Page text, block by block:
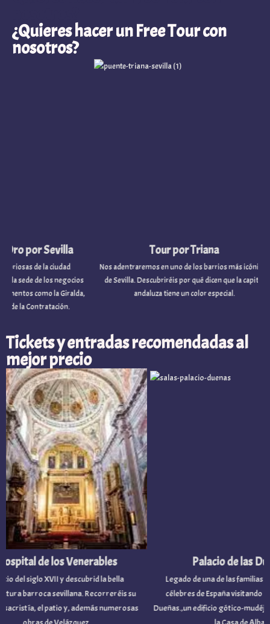
¿Quieres hacer un Free Tour con
nosotros?
Tour por Triana
Nos adentraremos en uno de los barrios más icónicos
de Sevilla. Descubriréis por qué dicen que la capital
andaluza tiene un color especial.
por Sevilla
de la ciudad
de los negocios
como la Giralda,
la Contratación.
Tickets y entradas recomendadas al
mejor precio
Palacio de las
Legado de una de las familias
célebres de España visitando el
Dueñas.,un edificio gótico-
de los Venerables
del siglo XVII y descubrid la bella
barroca sevillana. Recorreréis su
el patio y, además numerosas